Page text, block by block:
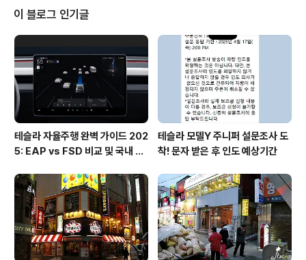
거리를 지하철을 타고 이동하면너무 힘들어서 잠들기도 하
는 바람에.. -_- 한번은 엉뚱한 곳에서 깨어난 뒤에 놀락고
는 부지런히 택시를 타고 있답니다.사실 매일 가지고 카메
라를 생각하면서 일종의 보험료라고 생각해도 될 것 같기
도 하구요.. (자기 합리화 쫌 쩌네요.. -_-) 강남에서 보통의
경우는 대부분 택시를 흔하게 ..
이 블로그 인기글
테슬라 자율주행 완벽 가이드 202
5: EAP vs FSD 비교 및 국내 사
테슬라 모델Y 주니퍼 설문조사 도
착! 문자 받은 후 인도 예상기간